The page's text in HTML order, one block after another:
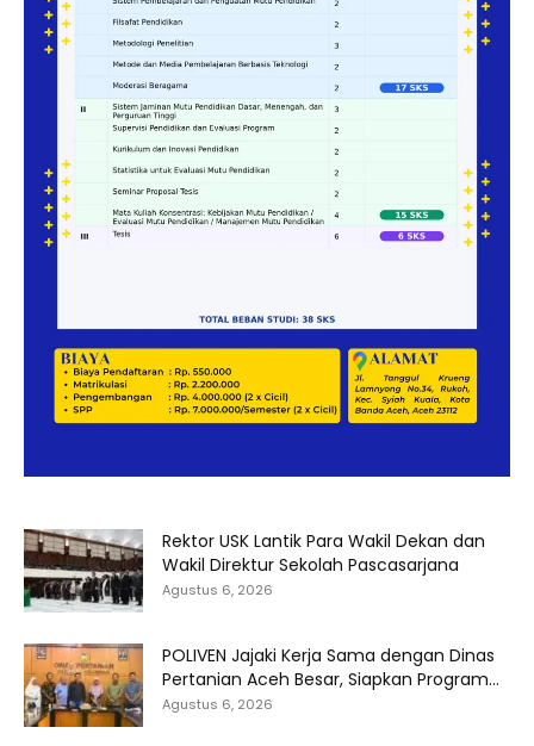
Rektor USK Lantik Para Wakil Dekan dan
Wakil Direktur Sekolah Pascasarjana
Agustus 6, 2026
POLIVEN Jajaki Kerja Sama dengan Dinas
Pertanian Aceh Besar, Siapkan Program...
Agustus 6, 2026